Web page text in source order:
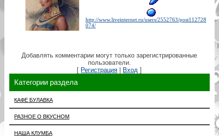
http://www.liveinternet.ru/users/2552763/post112728
074/
Добавлять комментарии могут только зарегистрированные
пользователи.
[ Регистрация | Вход ]
Категории раздела
КАФЕ БУЛАВКА
РАЗНОЕ О ВКУСНОМ
НАША КЛУМБА